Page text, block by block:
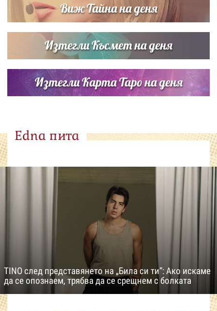
Виж Тайна на деня
Изтегли Късмет на деня
Изтегли Карта Таро на деня
Edna пита
TINO след представянето на „Била си ти“: Ако искаме
да се опознаем, трябва да се срещнем с болката